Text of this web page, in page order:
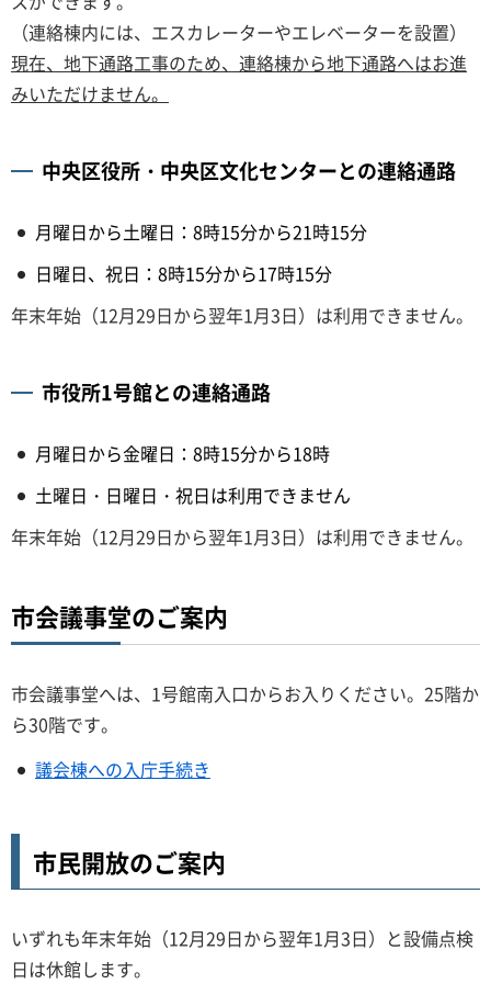
（連絡棟内には、エスカレーターやエレベーターを設置）
現在、地下通路工事のため、連絡棟から地下通路へはお進
みいただけません。
中央区役所・中央区文化センターとの連絡通路
月曜日から土曜日：8時15分から21時15分
日曜日、祝日：8時15分から17時15分
年末年始（12月29日から翌年1月3日）は利用できません。
市役所1号館との連絡通路
月曜日から金曜日：8時15分から18時
土曜日・日曜日・祝日は利用できません
年末年始（12月29日から翌年1月3日）は利用できません。
市会議事堂のご案内
市会議事堂へは、1号館南入口からお入りください。25階か
ら30階です。
議会棟への入庁手続き
市民開放のご案内
いずれも年末年始（12月29日から翌年1月3日）と設備点検
日は休館します。